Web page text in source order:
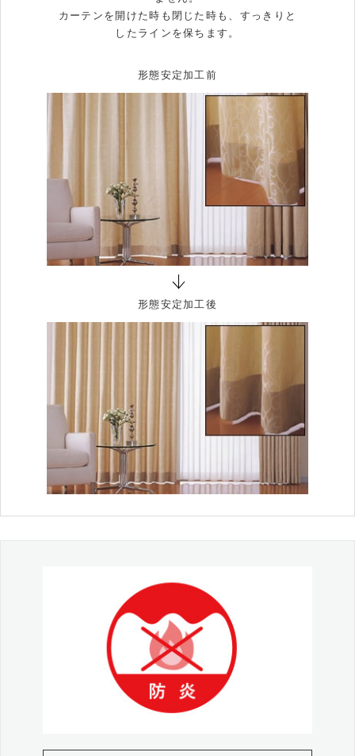
カーテンを開けた時も閉じた時も、すっきりと
したラインを保ちます。
形態安定加工前
形態安定加工後